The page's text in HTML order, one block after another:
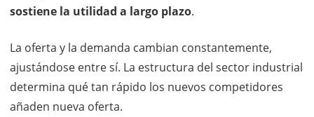
sostiene la utilidad a largo plazo.
La oferta y la demanda cambian constantemente,
ajustándose entre sí. La estructura del sector industrial
determina qué tan rápido los nuevos competidores
añaden nueva oferta.